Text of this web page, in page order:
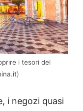
i tesori del
i negozi quasi